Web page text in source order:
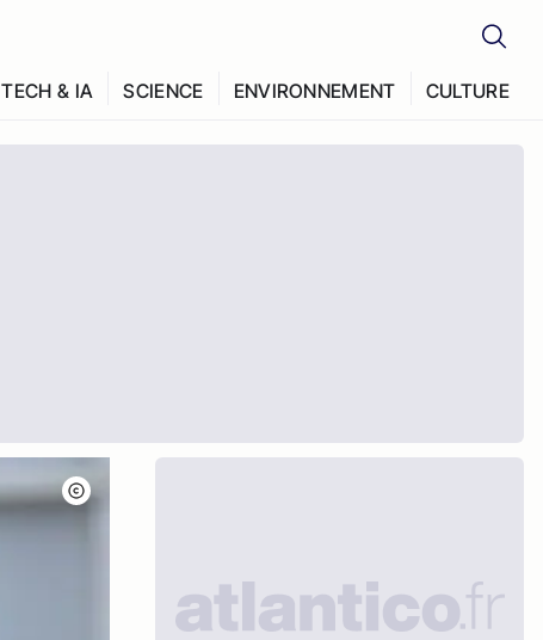
TECH & IA SCIENCE ENVIRONNEMENT CULTURE